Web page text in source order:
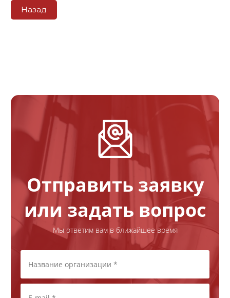
Назад
Отправить заявку
или задать вопрос
Мы ответим вам в ближайшее время